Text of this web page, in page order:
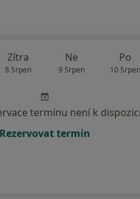
Zítra
8 Srpen
Ne
9 Srpen
Po
10 Srpen
termínu není k dispozici
Rezervovat termín